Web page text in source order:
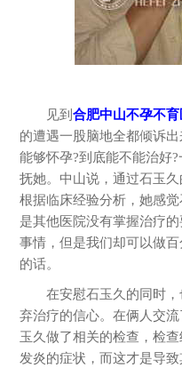
见到合肥中山不孕不
的遭遇一股脑地全都倾诉
能够怀孕?到底能不能治好
抚她。中山说，通过石玉
根据临床经验分析，她感
是其他医院没有掌握治疗
事情，但是我们却可以做
的话。
在安慰石玉久的同时
弃治疗的信心。在俩人交
玉久做了相关的检查，检
发炎的症状，而这才是导致